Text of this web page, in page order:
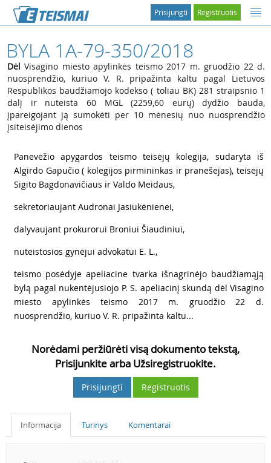
Registruotis
Prisijungti
BYLA 1A-79-350/2018
Dėl Visagino miesto apylinkės teismo 2017 m. gruodžio 22 d.
nuosprendžio, kuriuo V. R. pripažinta kaltu pagal Lietuvos
Respublikos baudžiamojo kodekso ( toliau BK) 281 straipsnio 1
dalį ir nuteista 60 MGL (2259,60 eurų) dydžio bauda,
įpareigojant ją sumokėti per 10 mėnesių nuo nuosprendžio
įsiteisėjimo dienos
Panevėžio apygardos teismo teisėjų kolegija, sudaryta iš
Algirdo Gapučio ( kolegijos pirmininkas ir pranešėjas), teisėjų
Sigito Bagdonavičiaus ir Valdo Meidaus,
sekretoriaujant Audronai Jasiukėnienei,
dalyvaujant prokurorui Broniui Šiaudiniui,
nuteistosios gynėjui advokatui E. L.,
teismo posėdyje apeliacine tvarka išnagrinėjo baudžiamąją
bylą pagal nukentėjusiojo P. S. apeliacinį skundą dėl Visagino
miesto apylinkės teismo 2017 m. gruodžio 22 d.
nuosprendžio, kuriuo V. R. pripažinta kaltu...
Norėdami peržiūrėti visą dokumento tekstą,
Prisijunkite arba Užsiregistruokite.
Prisijungti Registruotis
Informacija Turinys Komentarai